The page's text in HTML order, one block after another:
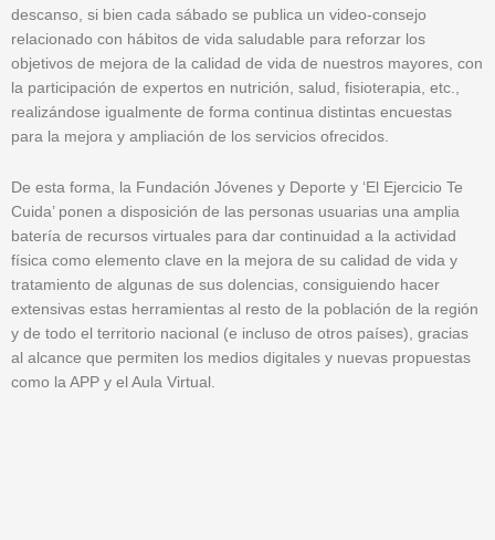
descanso, si bien cada sábado se publica un video-consejo
relacionado con hábitos de vida saludable para reforzar los
objetivos de mejora de la calidad de vida de nuestros mayores, con
la participación de expertos en nutrición, salud, fisioterapia, etc.,
realizándose igualmente de forma continua distintas encuestas
para la mejora y ampliación de los servicios ofrecidos.
De esta forma, la Fundación Jóvenes y Deporte y ‘El Ejercicio Te
Cuida’ ponen a disposición de las personas usuarias una amplia
batería de recursos virtuales para dar continuidad a la actividad
física como elemento clave en la mejora de su calidad de vida y
tratamiento de algunas de sus dolencias, consiguiendo hacer
extensivas estas herramientas al resto de la población de la región
y de todo el territorio nacional (e incluso de otros países), gracias
al alcance que permiten los medios digitales y nuevas propuestas
como la APP y el Aula Virtual.